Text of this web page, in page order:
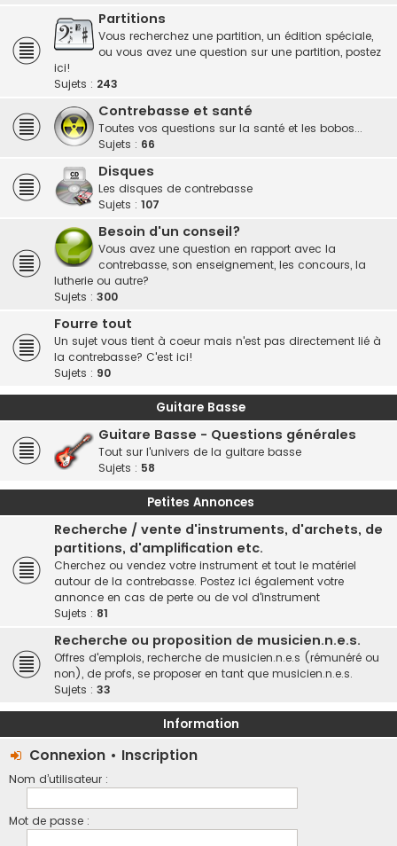
Partitions
Vous recherchez une partition, un édition spéciale,
ou vous avez une question sur une partition, postez
ici!
Sujets : 243
Contrebasse et santé
Toutes vos questions sur la santé et les bobos...
Sujets : 66
Disques
Les disques de contrebasse
Sujets : 107
Besoin d'un conseil?
Vous avez une question en rapport avec la
contrebasse, son enseignement, les concours, la
lutherie ou autre?
Sujets : 300
Fourre tout
Un sujet vous tient à coeur mais n'est pas directement lié à
la contrebasse? C'est ici!
Sujets : 90
Guitare Basse
Guitare Basse - Questions générales
Tout sur l'univers de la guitare basse
Sujets : 58
Petites Annonces
Recherche / vente d'instruments, d'archets, de
partitions, d'amplification etc.
Cherchez ou vendez votre instrument et tout le matériel
autour de la contrebasse. Postez ici également votre
annonce en cas de perte ou de vol d'instrument
Sujets : 81
Recherche ou proposition de musicien.n.e.s.
Offres d'emplois, recherche de musicien.n.e.s (rémunéré ou
non), de profs, se proposer en tant que musicien.n.e.s.
Sujets : 33
Information
Connexion • Inscription
Nom d’utilisateur :
Mot de passe :